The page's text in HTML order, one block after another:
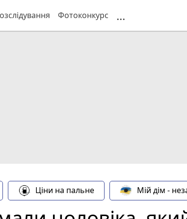
Фотоконкурс ...
Ціни на пальне Мій дім -